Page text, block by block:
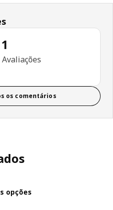
de 5 estrelas. Total de
1
Avaliações
os comentários
opções